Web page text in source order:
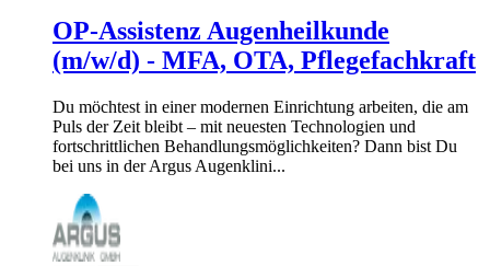
OP-Assistenz Augenheilkunde
(m/w/d) - MFA, OTA, Pflegefachkraft
Du möchtest in einer modernen Einrichtung arbeiten, die am
Puls der Zeit bleibt – mit neuesten Technologien und
fortschrittlichen Behandlungsmöglichkeiten? Dann bist Du
bei uns in der Argus Augenklini...